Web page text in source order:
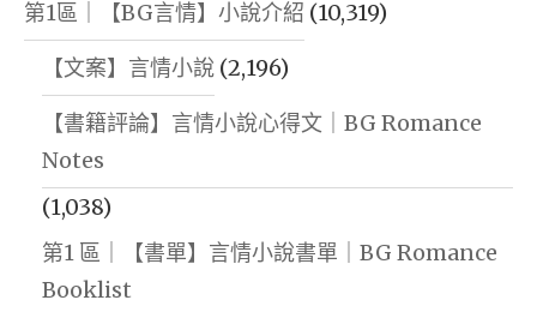
第1區｜【BG言情】小說介紹 (10,319)
【文案】言情小說 (2,196)
【書籍評論】言情小說心得文｜BG Romance
Notes
(1,038)
第1 區｜【書單】言情小說書單｜BG Romance
Booklist